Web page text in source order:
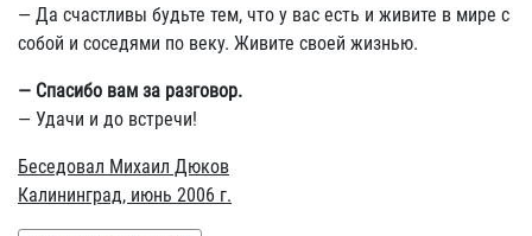
— Да счастливы будьте тем, что у вас есть и живите в мире с
собой и соседями по веку. Живите своей жизнью.
— Спасибо вам за разговор.
— Удачи и до встречи!
Беседовал Михаил Дюков
Калининград, июнь 2006 г.